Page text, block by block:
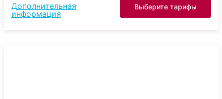
Дополнительная
информация
Выберите тарифы